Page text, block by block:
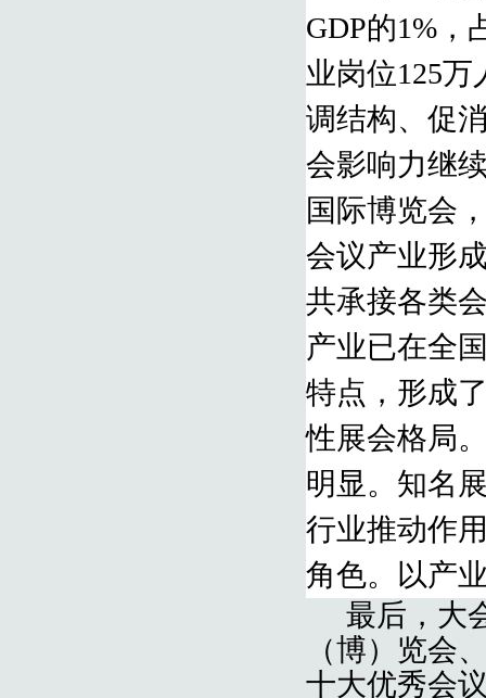
GDP的1%，
业岗位125
调结构、促
会影响力继
国际博览会
会议产业形
共承接各类
产业已在全
特点，形成
性展会格局
明显。知名
行业推动作
角色。以产
最后，大
（博）览会
十大优秀会